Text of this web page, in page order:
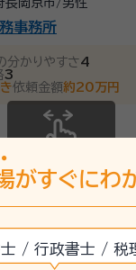
長岡京市 / 男性
事務所
分かりやすさ4
3
依頼金額約20万円
助かりました行き違い
来た。
れからですからどうな
見通しを情報欲しいで
がすぐにわ
/ 行政書士 / 税